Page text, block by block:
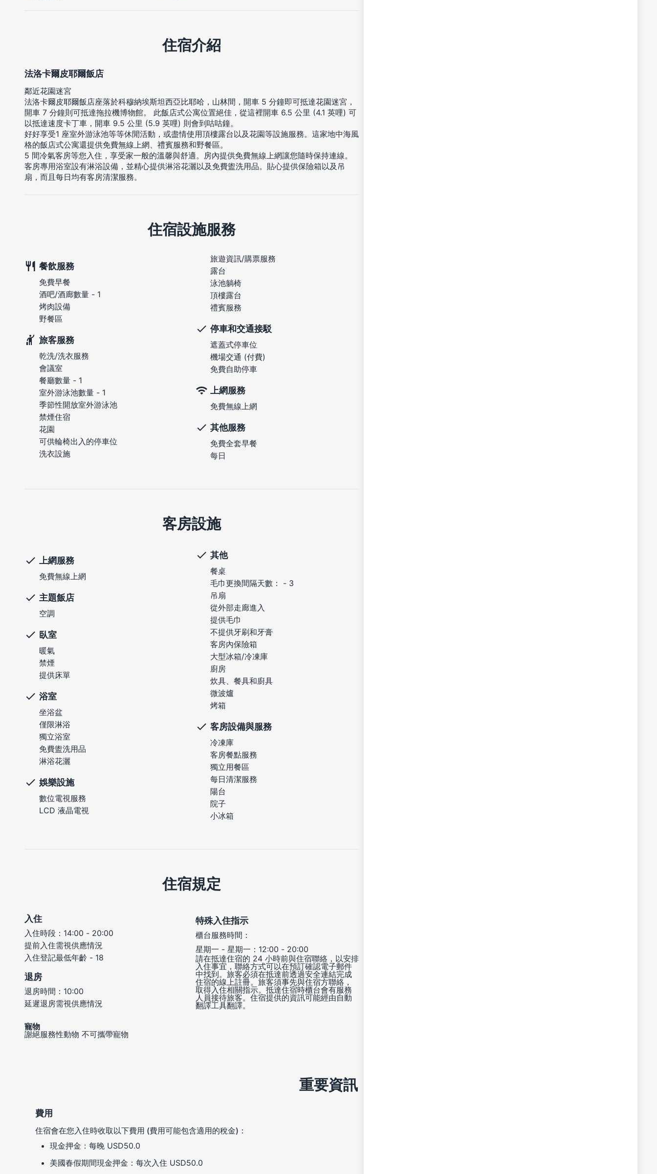
住宿介紹
法洛卡爾皮耶爾飯店
鄰近花園迷宮
法洛卡爾皮耶爾飯店座落於科穆納埃斯坦西亞比耶哈，山林間，開車 5 分鐘即可抵達花園迷宮，
開車 7 分鐘則可抵達拖拉機博物館。 此飯店式公寓位置絕佳，從這裡開車 6.5 公里 (4.1 英哩) 可
以抵達速度卡丁車，開車 9.5 公里 (5.9 英哩) 則會到咕咕鐘。
好好享受1 座室外游泳池等等休閒活動，或盡情使用頂樓露台以及花園等設施服務。這家地中海風
格的飯店式公寓還提供免費無線上網、禮賓服務和野餐區。
5 間冷氣客房等您入住，享受家一般的溫馨與舒適。房內提供免費無線上網讓您隨時保持連線。
客房專用浴室設有淋浴設備，並精心提供淋浴花灑以及免費盥洗用品。貼心提供保險箱以及吊
扇，而且每日均有客房清潔服務。
住宿設施服務
餐飲服務
免費早餐
酒吧/酒廊數量 - 1
烤肉設備
野餐區
旅客服務
乾洗/洗衣服務
會議室
餐廳數量 - 1
室外游泳池數量 - 1
季節性開放室外游泳池
禁煙住宿
花園
可供輪椅出入的停車位
洗衣設施
旅遊資訊/購票服務
露台
泳池躺椅
頂樓露台
禮賓服務
停車和交通接駁
遮蓋式停車位
機場交通 (付費)
免費自助停車
上網服務
免費無線上網
其他服務
免費全套早餐
每日
客房設施
上網服務
免費無線上網
主題飯店
空調
臥室
暖氣
禁煙
提供床單
浴室
坐浴盆
僅限淋浴
獨立浴室
免費盥洗用品
淋浴花灑
娛樂設施
數位電視服務
LCD 液晶電視
其他
餐桌
毛巾更換間隔天數： - 3
吊扇
從外部走廊進入
提供毛巾
不提供牙刷和牙膏
客房內保險箱
大型冰箱/冷凍庫
廚房
炊具、餐具和廚具
微波爐
烤箱
客房設備與服務
冷凍庫
客房餐點服務
獨立用餐區
每日清潔服務
陽台
院子
小冰箱
住宿規定
入住
入住時段：14:00 - 20:00
提前入住需視供應情況
入住登記最低年齡 - 18
退房
退房時間：10:00
延遲退房需視供應情況
特殊入住指示
櫃台服務時間：
星期一 - 星期一：12:00 - 20:00
請在抵達住宿的 24 小時前與住宿聯絡，以安排
入住事宜，聯絡方式可以在預訂確認電子郵件
中找到。旅客必須在抵達前透過安全連結完成
住宿的線上註冊。旅客須事先與住宿方聯絡，
取得入住相關指示。抵達住宿時櫃台會有服務
人員接待旅客。住宿提供的資訊可能經由自動
翻譯工具翻譯。
寵物
謝絕服務性動物 不可攜帶寵物
重要資訊
費用
住宿會在您入住時收取以下費用 (費用可能包含適用的稅金)：
現金押金：每晚 USD50.0
美國春假期間現金押金：每次入住 USD50.0